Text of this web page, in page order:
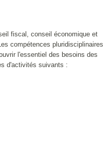
fiscal, conseil économique et
compétences pluridisciplinaires
l'essentiel des besoins des
d'activités suivants :